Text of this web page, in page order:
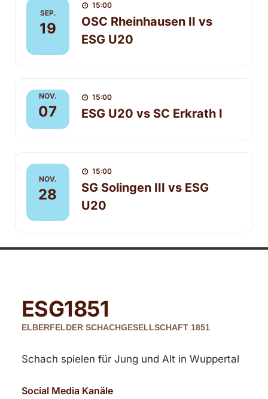
SEP.
19
15:00
OSC Rheinhausen II vs
ESG U20
NOV.
07
15:00
ESG U20 vs SC Erkrath I
NOV.
28
15:00
SG Solingen III vs ESG
U20
ESG1851
ELBERFELDER SCHACHGESELLSCHAFT 1851
Schach spielen für Jung und Alt in Wuppertal
Social Media Kanäle